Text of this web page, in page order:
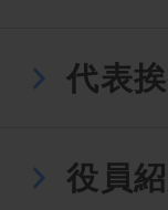
代表挨
役員紹